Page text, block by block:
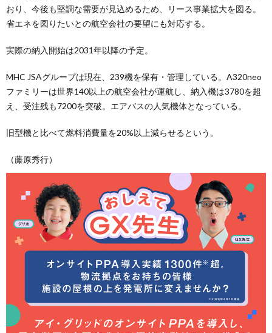
おり、今後も堅調な需要が見込めるため、リース事業拡大を図る。
省エネを図りたいとの航空会社の要望にも対応する。
実際の納入開始は2031年以降の予定。
MHC JSAグループは現在、239機を保有・管理している。A320neo
ファミリーは世界140以上の航空会社が運航し、納入機は3780を超
え、受注残も7200を突破。エアバスの人気機体となっている。
旧型機と比べて燃料消費量を20%以上減らせるという。
（藤原秀行）